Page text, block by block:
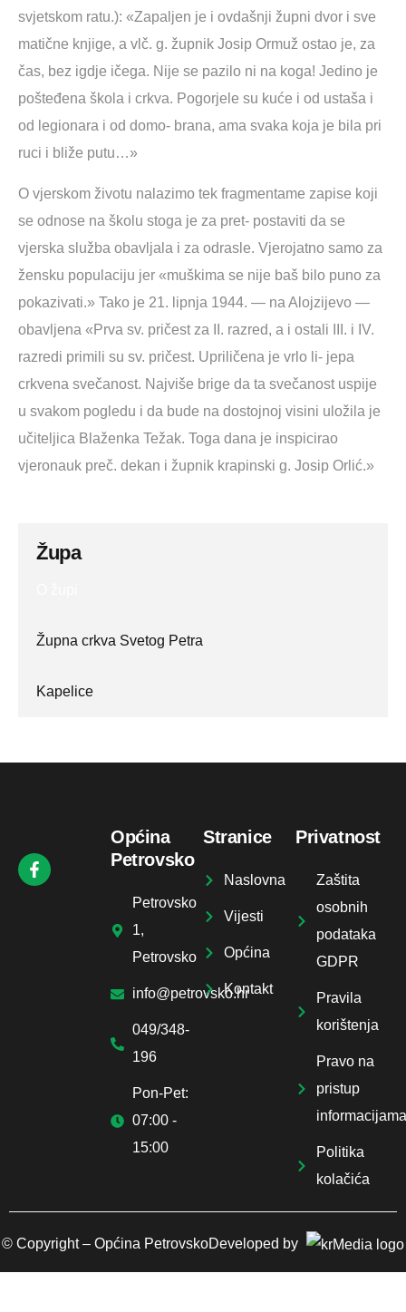
Župa
Župna crkva Svetog Petra
Kapelice
svjetskom ratu.): «Zapaljen je i ovdašnji župni dvor i sve
matične knjige, a vlč. g. župnik Josip Ormuž ostao je, za
čas, bez igdje ičega. Nije se pazilo ni na koga! Jedino je
pošteđena škola i crkva. Pogorjele su kuće i od ustaša i
od legionara i od domo- brana, ama svaka koja je bila pri
ruci i bliže putu…»
O vjerskom životu nalazimo tek fragmentame zapise koji
se odnose na školu stoga je za pret- postaviti da se
vjerska služba obavljala i za odrasle. Vjerojatno samo za
žensku populaciju jer «muškima se nije baš bilo puno za
pokazivati.» Tako je 21. lipnja 1944. — na Alojzijevo —
obavljena «Prva sv. pričest za II. razred, a i ostali III. i IV.
razredi primili su sv. pričest. Upriličena je vrlo li- jepa
crkvena svečanost. Najviše brige da ta svečanost uspije
u svakom pogledu i da bude na dostojnoj visini uložila je
učiteljica Blaženka Težak. Toga dana je inspicirao
vjeronauk preč. dekan i župnik krapinski g. Josip Orlić.»
Općina
Petrovsko
Petrovsko
1,
Petrovsko
info@petrovsko.hr
049/348-
196
Pon-Pet:
07:00 -
15:00
Stranice
Naslovna
Vijesti
Općina
Kontakt
Privatnost
Zaštita
osobnih
podataka
GDPR
Pravila
korištenja
Pravo na
pristup
informacijama
Politika
kolačića
© Copyright – Općina PetrovskoDeveloped by